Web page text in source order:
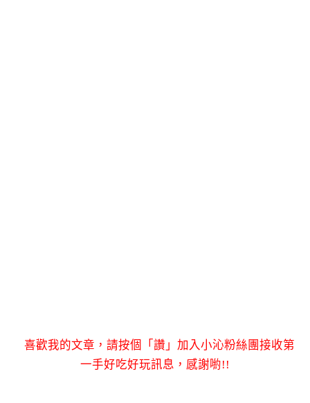
喜歡我的文章，請按個「讚」加入小沁粉絲團接收第
一手好吃好玩訊息，感謝喲!!